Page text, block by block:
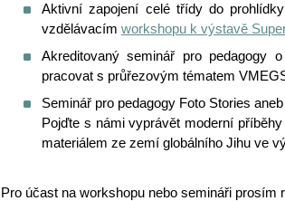
Aktivní zapojení celé třídy do
vzdělávacím workshopu k výstavě
Akreditovaný seminář pro pedagogy
pracovat s průřezovým tématem
Seminář pro pedagogy Foto Stories
Pojďte s námi vyprávět moderní
materiálem ze zemí globálního Jihu ve
Pro účast na workshopu nebo semináři prosím